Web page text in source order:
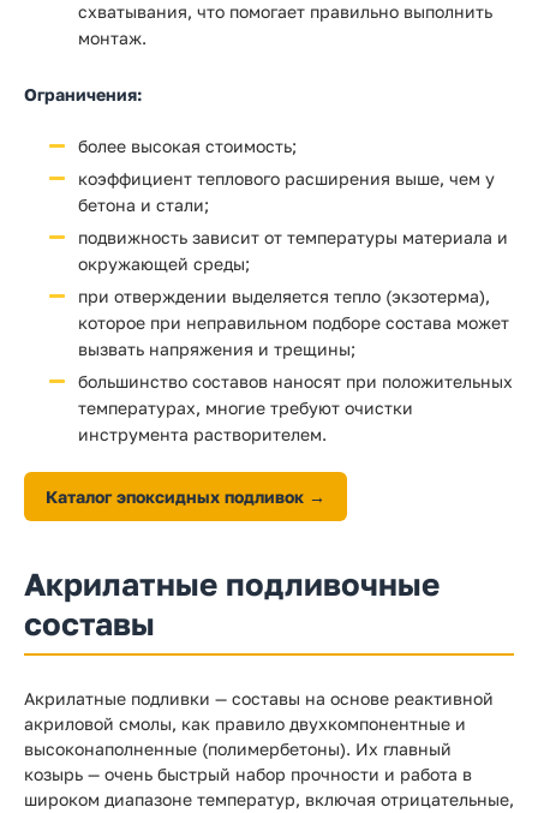
схватывания, что помогает правильно выполнить
монтаж.
Ограничения:
более высокая стоимость;
коэффициент теплового расширения выше, чем у
бетона и стали;
подвижность зависит от температуры материала и
окружающей среды;
при отверждении выделяется тепло (экзотерма),
которое при неправильном подборе состава может
вызвать напряжения и трещины;
большинство составов наносят при положительных
температурах, многие требуют очистки
инструмента растворителем.
Каталог эпоксидных подливок →
Акрилатные подливочные
составы
Акрилатные подливки — составы на основе реактивной
акриловой смолы, как правило двухкомпонентные и
высоконаполненные (полимербетоны). Их главный
козырь — очень быстрый набор прочности и работа в
широком диапазоне температур, включая отрицательные,